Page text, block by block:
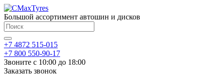
Большой ассортимент автошин и дисков
+7 4872 515-015
+7 800 550-90-17
Звоните с 10:00 до 18:00
Заказать звонок